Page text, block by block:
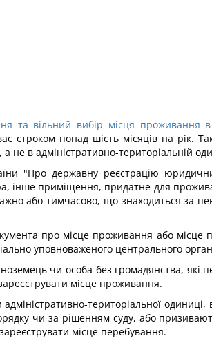
та вільний вибір місця проживання в
строком понад шість місяців на рік.
в адміністративно-територіальній
"Про державну реєстрацію
інше приміщення, придатне для
або тимчасово, що знаходиться за
про місце проживання або
уповноваженого центрального
чи особа без громадянства, які
місце проживання.
територіальної
чи за рішенням суду, або
місце перебування.